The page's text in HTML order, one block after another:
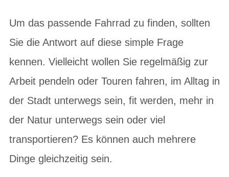
Um das passende Fahrrad zu finden, sollten
Sie die Antwort auf diese simple Frage
kennen. Vielleicht wollen Sie regelmäßig zur
Arbeit pendeln oder Touren fahren, im Alltag in
der Stadt unterwegs sein, fit werden, mehr in
der Natur unterwegs sein oder viel
transportieren? Es können auch mehrere
Dinge gleichzeitig sein.